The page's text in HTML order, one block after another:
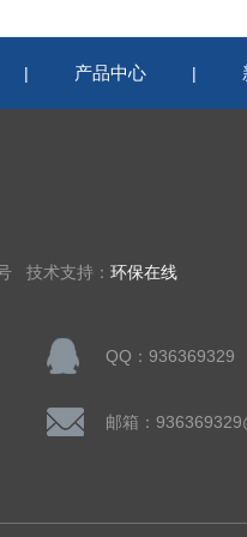
| 产品中心 |
技术支持： 环保在线
QQ：936369329
邮箱：